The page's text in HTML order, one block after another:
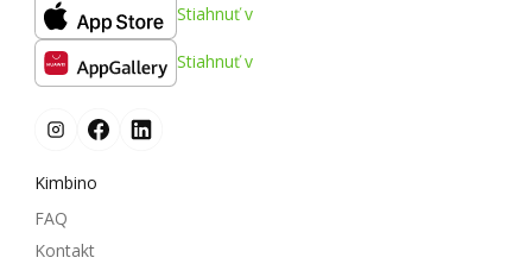
Stiahnuť v
Stiahnuť v
Kimbino
FAQ
Kontakt